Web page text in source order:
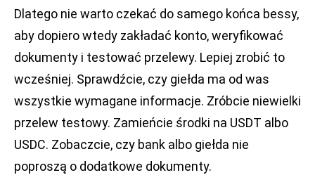
Dlatego nie warto czekać do samego końca bessy,
aby dopiero wtedy zakładać konto, weryfikować
dokumenty i testować przelewy. Lepiej zrobić to
wcześniej. Sprawdźcie, czy giełda ma od was
wszystkie wymagane informacje. Zróbcie niewielki
przelew testowy. Zamieńcie środki na USDT albo
USDC. Zobaczcie, czy bank albo giełda nie
poproszą o dodatkowe dokumenty.